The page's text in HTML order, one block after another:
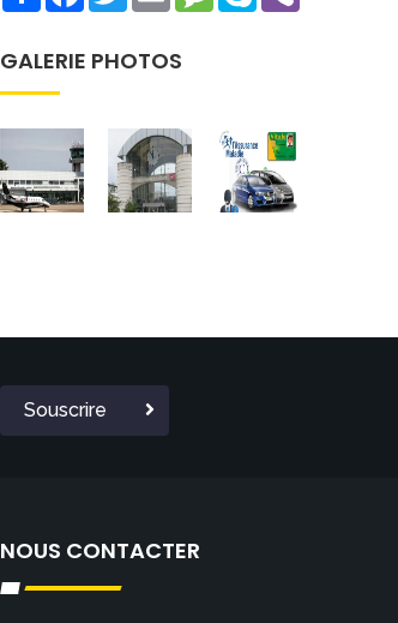
GALERIE PHOTOS
Souscrire
NOUS CONTACTER